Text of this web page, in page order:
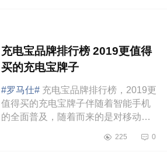
充电宝品牌排行榜 2019更值得
买的充电宝牌子
#罗马仕# 充电宝品牌排行榜，2019更
值得买的充电宝牌子伴随着智能手机
的全面普及，随着而来的是对移动电
今，大容量电池时代尚未到来，所以
225 0